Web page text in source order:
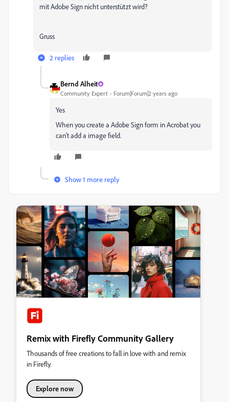
mit Adobe Sign nicht unterstützt wird?
Gruss
2 replies
Bernd Alheit
Community Expert Forum|Forum|2 years ago
Yes
When you create a Adobe Sign form in Acrobat you
can't add a image field.
Show 1 more reply
Remix with Firefly Community Gallery
Thousands of free creations to fall in love with and remix
in Firefly.
Explore now